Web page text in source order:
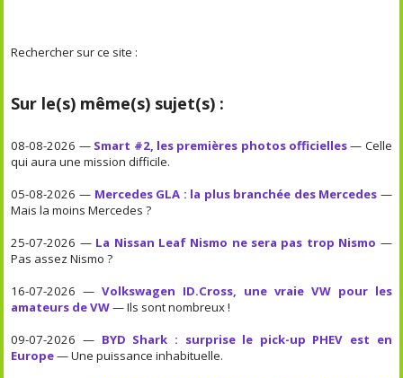
Rechercher sur ce site :
Sur le(s) même(s) sujet(s) :
08-08-2026 — Smart #2, les premières photos officielles— Celle
qui aura une mission difficile.
05-08-2026 — Mercedes GLA : la plus branchée des Mercedes —
Mais la moins Mercedes ?
25-07-2026 — La Nissan Leaf Nismo ne sera pas trop Nismo —
Pas assez Nismo ?
16-07-2026 —Volkswagen ID.Cross, une vraie VW pour les
amateurs de VW— Ils sont nombreux !
09-07-2026 — BYD Shark : surprise le pick-up PHEV est en
Europe— Une puissance inhabituelle.